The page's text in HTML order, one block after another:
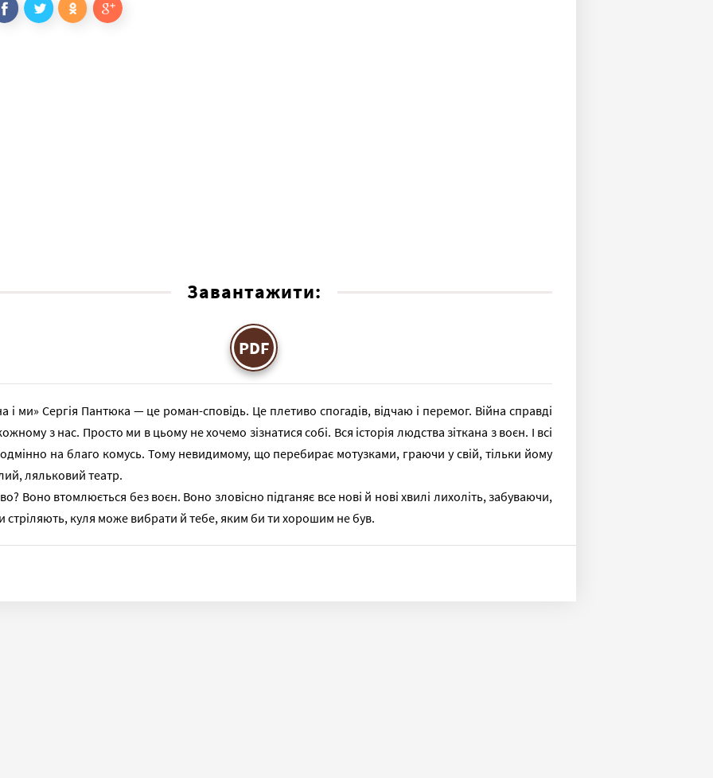
Завантажити:
PDF
і ми» Сергія Пантюка — це роман-сповідь. Це плетиво спогадів, відчаю і перемог. Війна справді
з нас. Просто ми в цьому не хочемо зізнатися собі. Вся історія людства зіткана з воєн. І всі
на благо комусь. Тому невидимому, що перебирає мотузками, граючи у свій, тільки йому
ляльковий театр.
Воно втомлюється без воєн. Воно зловісно підганяє все нові й нові хвилі лихоліть, забуваючи,
стріляють, куля може вибрати й тебе, яким би ти хорошим не був.